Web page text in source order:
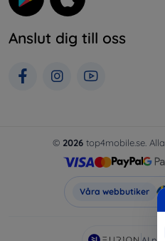
Anslut dig till oss
© 2026 top4mobile.se.
Våra webbutiker